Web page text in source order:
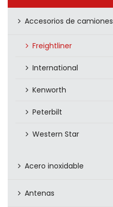
Accesorios de camiones
Freightliner
International
Kenworth
Peterbilt
Western Star
Acero inoxidable
Antenas